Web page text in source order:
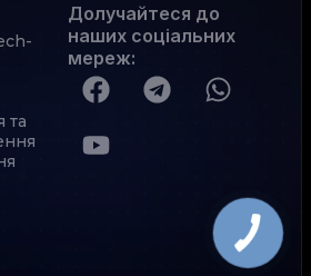
та
Долучайтеся до
наших соціальних
мереж: